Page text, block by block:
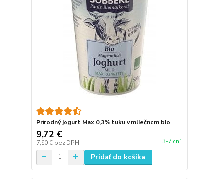
Prírodný jogurt Max 0,3% tuku v mliečnom bio
9,72 €
7,90 € bez DPH 3-7 dní
Pridať do košíka